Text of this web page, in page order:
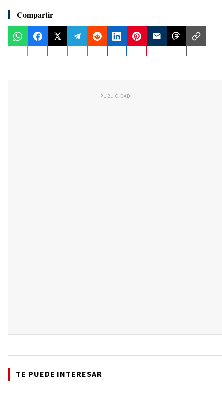
Compartir
PUBLICIDAD
TE PUEDE INTERESAR